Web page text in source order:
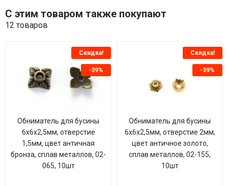
С этим товаром также покупают
12 товаров
Скидка!
-39%
Обниматель для бусины
6х6х2,5мм, отверстие
1,5мм, цвет античная
бронза, сплав металлов, 02-
065, 10шт
Скидка!
-39%
Обниматель для бусины
6х6х2,5мм, отверстие 2мм,
цвет античное золото,
сплав металлов, 02-155,
10шт